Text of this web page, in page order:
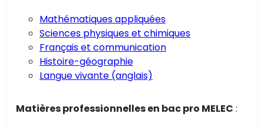
Mathématiques appliquées
Sciences physiques et chimiques
Français et communication
Histoire-géographie
Langue vivante (anglais)
Matières professionnelles en bac pro MELEC :